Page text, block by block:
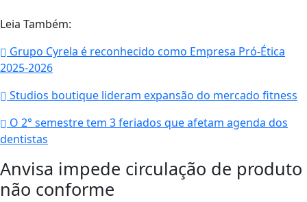
Leia Também:
Grupo Cyrela é reconhecido como Empresa Pró-Ética
2025-2026
Studios boutique lideram expansão do mercado fitness
O 2° semestre tem 3 feriados que afetam agenda dos
dentistas
Anvisa impede circulação de produto
não conforme